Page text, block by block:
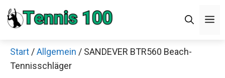
Zum
Inhalt
Start /Allgemein / SANDEVER BTR560 Beach-
Tennisschläger